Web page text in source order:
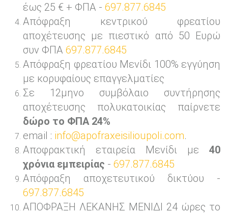
έως 25 € + ΦΠΑ - 697.877.6845
Απόφραξη κεντρικού φρεατίου
αποχέτευσης με πιεστικό από 50 Ευρώ
συν ΦΠΑ 697.877.6845
Απόφραξη φρεατίου Μενίδι 100% εγγύηση
με κορυφαίους επαγγελματίες
Σε 12μηνο συμβόλαιο συντήρησης
αποχέτευσης πολυκατοικίας παίρνετε
δώρο το ΦΠΑ 24%
email : info@apofraxeisilioupoli.com.
Αποφρακτική εταιρεία Μενίδι με 40
χρόνια εμπειρίας - 697.877.6845
Απόφραξη αποχετευτικού δικτύου -
697.877.6845
ΑΠΟΦΡΑΞΗ ΛΕΚΑΝΗΣ ΜΕΝΙΔΙ 24 ώρες το